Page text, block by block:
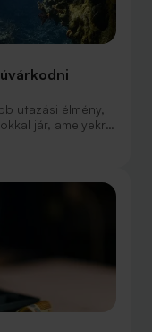
utazási élmény,
jár, amelyekre
fedezetet.
fontos,
milyen
biztosítás.